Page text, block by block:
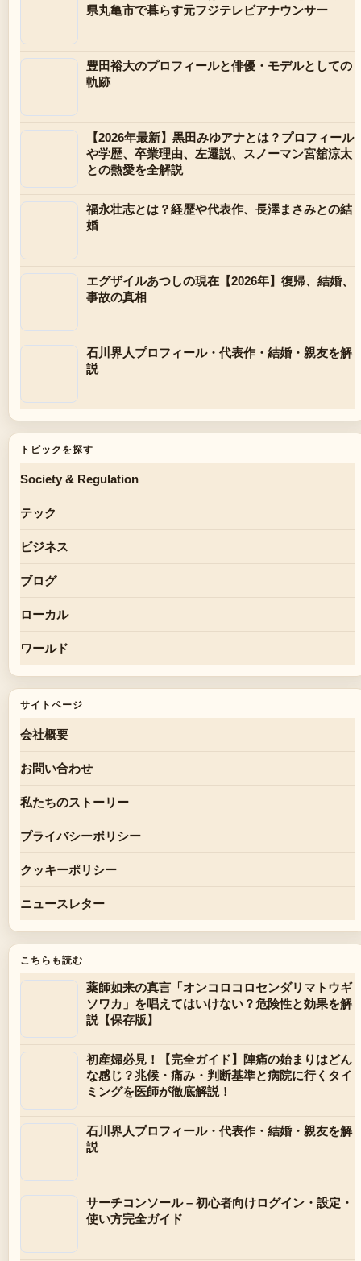
県丸亀市で暮らす元フジテレビアナウンサー
豊田裕大のプロフィールと俳優・モデルとしての
軌跡
【2026年最新】黒田みゆアナとは？プロフィール
や学歴、卒業理由、左遷説、スノーマン宮舘涼太
との熱愛を全解説
福永壮志とは？経歴や代表作、長澤まさみとの結
婚
エグザイルあつしの現在【2026年】復帰、結婚、
事故の真相
石川界人プロフィール・代表作・結婚・親友を解
説
トピックを探す
Society & Regulation
テック
ビジネス
ブログ
ローカル
ワールド
サイトページ
会社概要
お問い合わせ
私たちのストーリー
プライバシーポリシー
クッキーポリシー
ニュースレター
こちらも読む
薬師如来の真言「オンコロコロセンダリマトウギ
ソワカ」を唱えてはいけない？危険性と効果を解
説【保存版】
初産婦必見！【完全ガイド】陣痛の始まりはどん
な感じ？兆候・痛み・判断基準と病院に行くタイ
ミングを医師が徹底解説！
石川界人プロフィール・代表作・結婚・親友を解
説
サーチコンソール – 初心者向けログイン・設定・
使い方完全ガイド